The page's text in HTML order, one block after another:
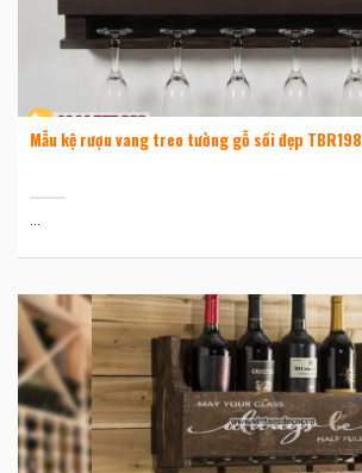
Mẫu kệ rượu vang treo tường gỗ sồi đẹp TBR198
...